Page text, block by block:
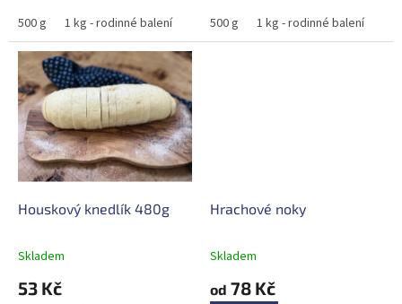
500 g 1 kg - rodinné balení
500 g
1 kg - rodinné balení
Houskový knedlík 480g
Skladem
53 Kč
Hrachové noky
Skladem
od 78 Kč